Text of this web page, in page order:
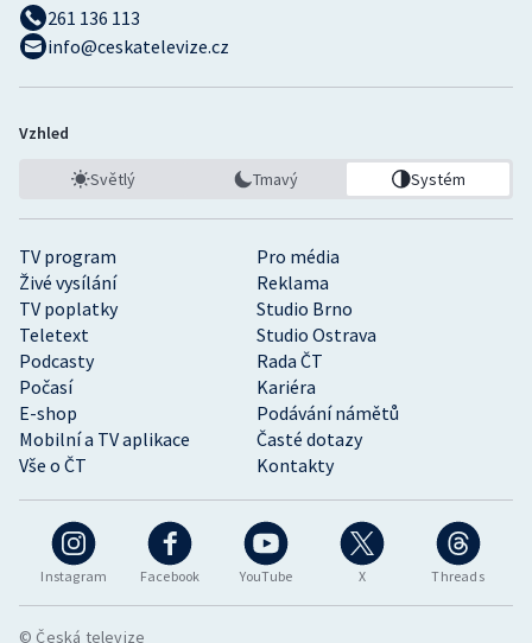
Instagram Facebook YouTube X Threads
TV program
Pro média
Živé vysílání
Reklama
TV poplatky
Studio Brno
Teletext
Studio Ostrava
Podcasty
Rada ČT
Počasí
Kariéra
E-shop
Podávání námětů
Mobilní a TV aplikace
Časté dotazy
Vše o ČT
Kontakty
261 136 113
info@ceskatelevize.cz
Vzhled
Světlý Tmavý Systém
© Česká televize